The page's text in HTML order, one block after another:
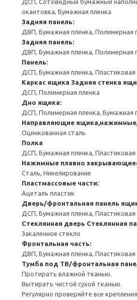
ДСП, Сотовидный бумажный
окантовка, Бумажная пленка
Задняя панель:
ДВП, Бумажная пленка, Полимерная
Задняя панель:
ДВП, Бумажная пленка, Полимерная
Панель:
ДСП, Бумажная пленка,
Каркас ящика Задняя стенка
ДСП, Полимерная пленка
Дно ящика:
ДСП, Полимерная пленка, Бумажная
Направляющие
Оцинкованная сталь
Полка
ДСП, Бумажная пленка,
Нажимные плавно
Сталь, Никелирование
Пластмассовые части:
Ацеталь пластик
Дверь/фронтальная панель
ДСП, Бумажная пленка, Пластиковая
Стеклянная дверь Стеклянная
Закаленное стекло
Фронтальная часть:
ДВП, Бумажная пленка, Пластиковая
Тумба под ТВ/фронтальная
Протирать влажной тканью.
Вытирать чистой сухой тканью.
Регулярно проверяйте все